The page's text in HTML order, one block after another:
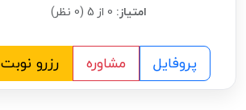
امتیاز:
پروفایل مشاوره رزرو نوبت